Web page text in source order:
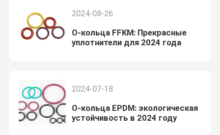
2024-08-26
О-кольца FFKM: Прекрасные
уплотнители для 2024 года
2024-07-18
О-кольца EPDM: экологическая
устойчивость в 2024 году